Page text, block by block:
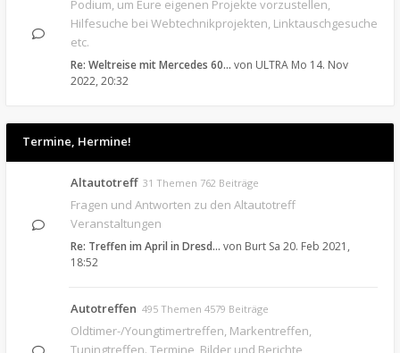
Podium, um Eure eigenen Projekte vorzustellen,
Hilfesuche bei Webtechnikprojekten, Linktauschgesuche
etc.
Re: Weltreise mit Mercedes 60… von ULTRA Mo 14. Nov
2022, 20:32
Termine, Hermine!
Altautotreff 31 Themen 762 Beiträge
Fragen und Antworten zu den Altautotreff
Veranstaltungen
Re: Treffen im April in Dresd… von Burt Sa 20. Feb 2021,
18:52
Autotreffen 495 Themen 4579 Beiträge
Oldtimer-/Youngtimertreffen, Markentreffen,
Tuningtreffen. Termine, Bilder und Berichte